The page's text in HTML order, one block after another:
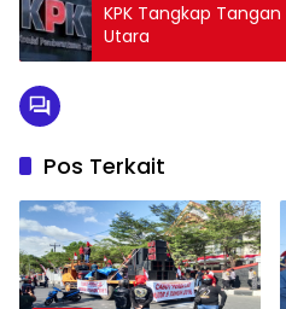
KPK Tangkap
Utara
Pos Terkait